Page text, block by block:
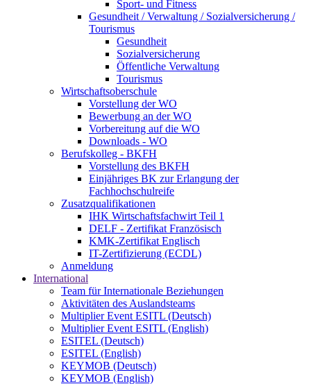
Sport- und Fitness
Gesundheit / Verwaltung / Sozialversicherung /
Tourismus
Gesundheit
Sozialversicherung
Öffentliche Verwaltung
Tourismus
Wirtschaftsoberschule
Vorstellung der WO
Bewerbung an der WO
Vorbereitung auf die WO
Downloads - WO
Berufskolleg - BKFH
Vorstellung des BKFH
Einjähriges BK zur Erlangung der
Fachhochschulreife
Zusatzqualifikationen
IHK Wirtschaftsfachwirt Teil 1
DELF - Zertifikat Französisch
KMK-Zertifikat Englisch
IT-Zertifizierung (ECDL)
Anmeldung
International
Team für Internationale Beziehungen
Aktivitäten des Auslandsteams
Multiplier Event ESITL (Deutsch)
Multiplier Event ESITL (English)
ESITEL (Deutsch)
ESITEL (English)
KEYMOB (Deutsch)
KEYMOB (English)